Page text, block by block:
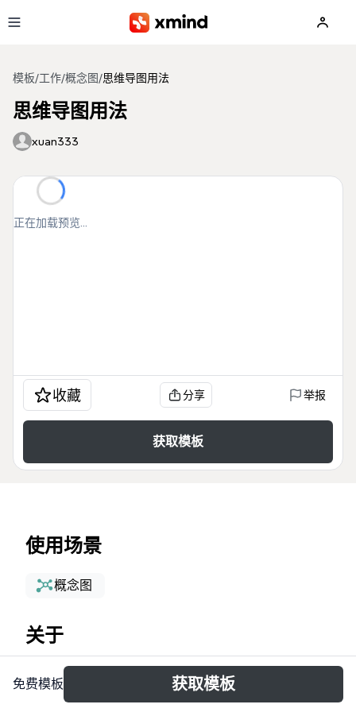
模板/工作/概念图 /思维导图用法
思维导图用法
xuan333
正在加载预览...
收藏 分享 举报
获取模板
使用场景
概念图
关于
思维导图用法模板是一份包含86个节点的综合性指
南，覆盖了做计划、做笔记、逻辑思考、灵感/创意、
免费模板 获取模板